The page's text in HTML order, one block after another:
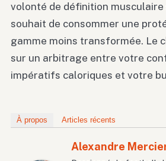
volonté de définition
souhait de consommer une
gamme moins transformée. Le
sur un arbitrage entre votre
impératifs caloriques et votre
À propos Articles récents
Alexandre